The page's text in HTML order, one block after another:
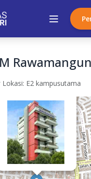
Rawamangun
Lokasi: E2 kampusutama
UNM Rawamangun